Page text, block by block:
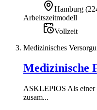
Hamburg (
Arbeitszeitmodell
Vollzeit
Medizinisches
Medizinische
ASKLEPIOS Als einer
zusam...